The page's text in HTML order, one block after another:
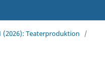
(2026): Teaterproduktion
/